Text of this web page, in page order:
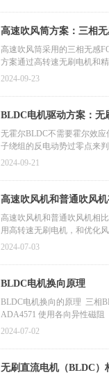
电动势检测过零点实现电机
高速吹风筒方案：三相
高速吹风筒采用的三相无感
方案通过高转速无刷电机和
噪、小型化，显著提升干发
数倍，输出飓风级动力，大
于新一代噪声低、高速、体
2024-09-23
BLDC电机驱动方案：无
机控制驱动板
无霍尔BLDC不需要霍尔效应
子绕组的反电动势过零点来
与有霍尔的方案相比，最明
线调试都大为简化。另外，
和磁场等外界环境的影响，
步取代有霍尔BLDC。
2024-09-21
高速吹风机和普通吹风
高速吹风机和普通吹风机相
用高转速无刷电机，和优化
速。传统吹风机的电机一般
一般采用无刷电机，转速可
上，因此风速更高。其次，
阔地带的更高，如果窄巷子
处的风则会更急促，高速吹
一步优化风道设计，使风速
温度（风温），所以传统吹
2024-07-03
BLDC电机换向原理
BLDC电机换向的原理 三相
ADA4571 使用各向异性磁阻
种典型的实施方式是在
面，并且在机械和电气部件
定转子角度。BLDC 电机拥
2024-07-02
无刷直流电机（BLDC）